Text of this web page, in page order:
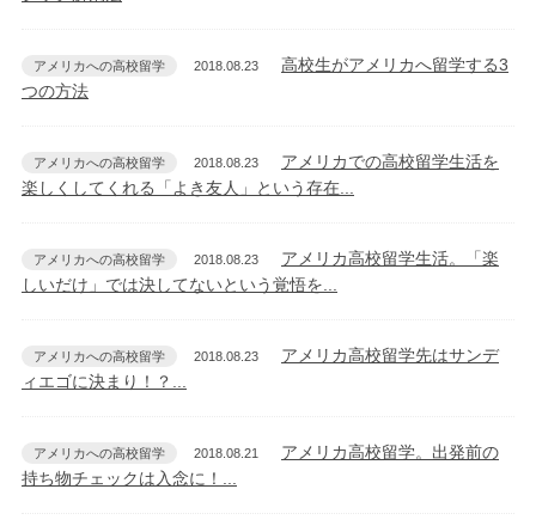
アメリカへの高校留学 2018.08.23
高校生がアメリカへ留学する3
つの方法
アメリカへの高校留学 2018.08.23
アメリカでの高校留学生活を
楽しくしてくれる「よき友人」という存在...
アメリカへの高校留学 2018.08.23
アメリカ高校留学生活。「楽
しいだけ」では決してないという覚悟を...
アメリカへの高校留学 2018.08.23
アメリカ高校留学先はサンデ
ィエゴに決まり！？...
アメリカへの高校留学 2018.08.21
アメリカ高校留学。出発前の
持ち物チェックは入念に！...